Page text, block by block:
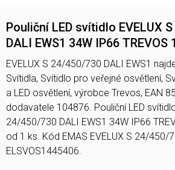
Pouliční LED svítidlo EVELUX
DALI EWS1 34W IP66 TREVOS
EVELUX S 24/450/730 DALI EWS1
Svítidla, Svítidlo pro veřejné osvětlení,
a LED osvětlení, výrobce Trevos, EAN
dodavatele 104876. Pouliční LED
24/450/730 DALI EWS1 34W IP66
od 1 ks. Kód EMAS EVELUX S 24/450/
ELSVOS1445406.